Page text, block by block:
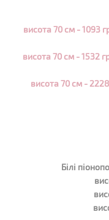
висота 70 см - 1093
висота 70 см - 1532
висота 70 см -
Білі